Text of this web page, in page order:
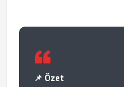
📌 Özet